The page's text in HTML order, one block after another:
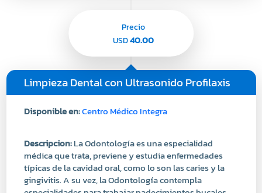
Limpieza Dental con Ultrasonido Profilaxis
Disponible en:Centro Médico Integra
Descripcion:La Odontología es una especialidad
gingivitis. A su vez, la Odontología contempla
especialidades para trabajar padecimientos bucales
específicos.
40.00